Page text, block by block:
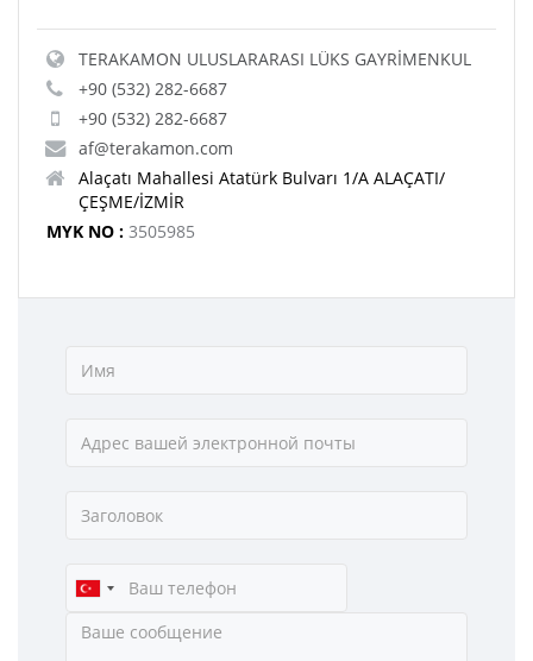
TERAKAMON ULUSLARARASI LÜKS GAYRİMENKUL
+90 (532) 282-6687
+90 (532) 282-6687
af@terakamon.com
Alaçatı Mahallesi Atatürk Bulvarı 1/A ALAÇATI/
ÇEŞME/İZMİR
MYK NO : 3505985